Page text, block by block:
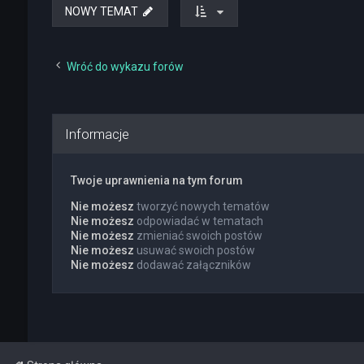
NOWY TEMAT
Wróć do wykazu forów
Informacje
Twoje uprawnienia na tym forum
Nie możesz tworzyć nowych tematów
Nie możesz odpowiadać w tematach
Nie możesz zmieniać swoich postów
Nie możesz usuwać swoich postów
Nie możesz dodawać załączników